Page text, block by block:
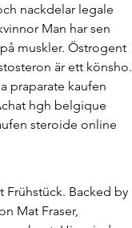
nackdelar legale
Man har sen
muskler. Östrogent
är ett könsho.
praparate kaufen
hgh belgique
steroide online
Frühstück. Backed by
Mat Fraser,